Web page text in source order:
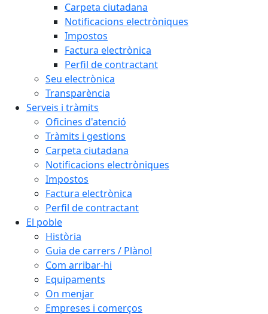
Carpeta ciutadana
Notificacions electròniques
Impostos
Factura electrònica
Perfil de contractant
Seu electrònica
Transparència
Serveis i tràmits
Oficines d'atenció
Tràmits i gestions
Carpeta ciutadana
Notificacions electròniques
Impostos
Factura electrònica
Perfil de contractant
El poble
Història
Guia de carrers / Plànol
Com arribar-hi
Equipaments
On menjar
Empreses i comerços